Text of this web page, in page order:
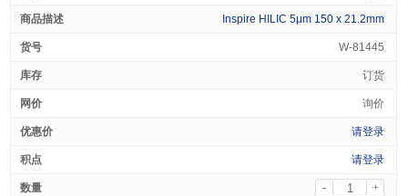
Inspire HILIC 5μm 150 x 21.2mm
W-81445
订货
询价
请登录
请登录
- +